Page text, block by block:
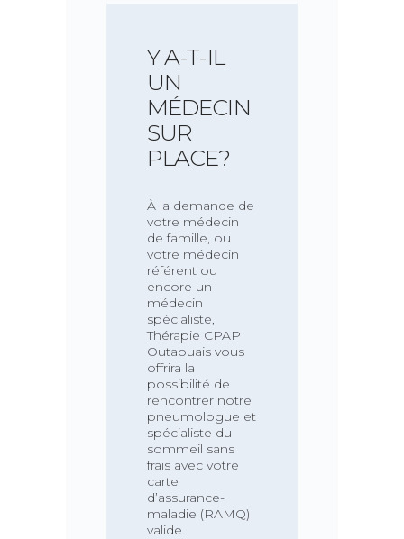
Y A-T-IL
UN
MÉDECIN
SUR
PLACE?
À la demande de
votre médecin
de famille, ou
votre médecin
référent ou
encore un
médecin
spécialiste,
Thérapie CPAP
Outaouais vous
offrira la
possibilité de
rencontrer notre
pneumologue et
spécialiste du
sommeil sans
frais avec votre
carte
d’assurance-
maladie (RAMQ)
valide.